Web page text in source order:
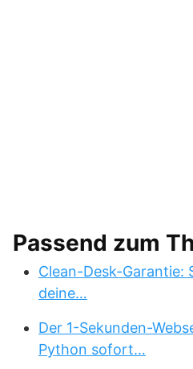
Passend zum
Clean-Desk-Garantie:
deine…
Der 1-Sekunden-
Python sofort…